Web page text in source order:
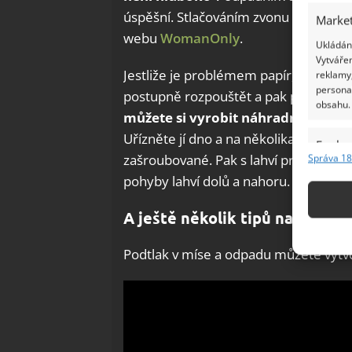
obsahu.
Funkce
Správa
úspěšní. Stlačováním zvonu se
webu WomanOnly.
Jestliže je problémem papír, dejte
postupně rozpouštět a pak proces
můžete si vyrobit náhradní
Uřízněte jí dno a na několika
zašroubované. Pak s lahví pracujte
pohyby lahví dolů a nahoru.
A ještě několik tipů na
Podtlak v míse a odpadu můžete